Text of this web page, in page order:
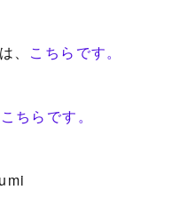
、 こちらです。
こちらです。